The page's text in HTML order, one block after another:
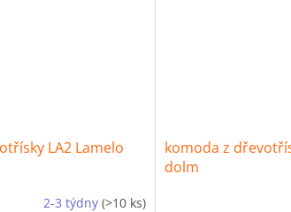
LA2 Lamelo
2-3 týdny (>10 ks)
komoda z
dolm